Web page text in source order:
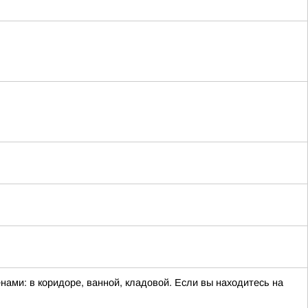
в коридоре, ванной, кладовой. Если вы находитесь на